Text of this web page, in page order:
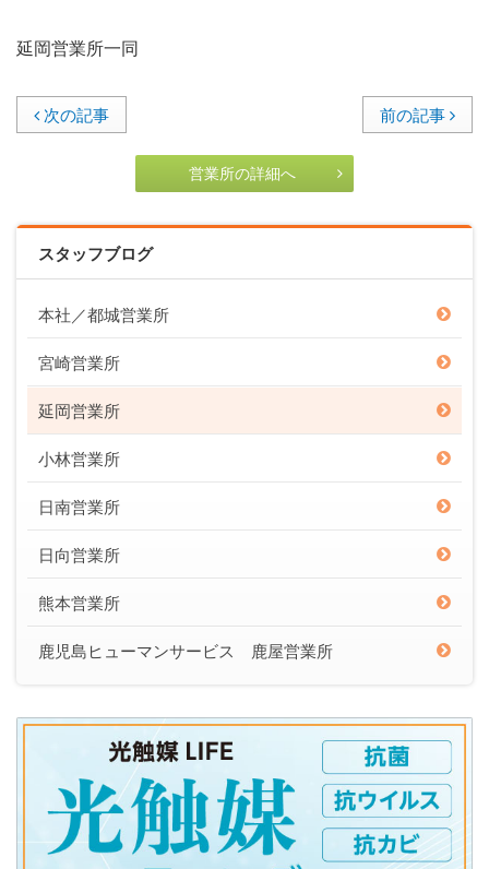
延岡営業所一同
次の記事 前の記事
営業所の詳細へ
スタッフブログ
本社／都城営業所
宮崎営業所
延岡営業所
小林営業所
日南営業所
日向営業所
熊本営業所
鹿児島ヒューマンサービス 鹿屋営業所